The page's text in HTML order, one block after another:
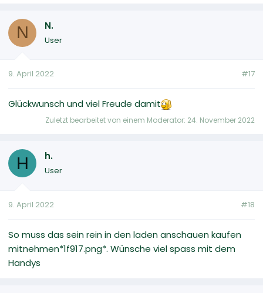
N N.
User
9. April 2022 #17
Glückwunsch und viel Freude damit
Zuletzt bearbeitet von einem Moderator: 24. November 2022
H h.
User
9. April 2022 #18
So muss das sein rein in den laden anschauen kaufen
mitnehmen*1f917.png*. Wünsche viel spass mit dem
Handys